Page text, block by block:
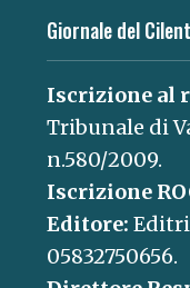
Giornale del
Iscrizione al
Tribunale di
n.580/2009.
Iscrizione
Editore:
05832750656.